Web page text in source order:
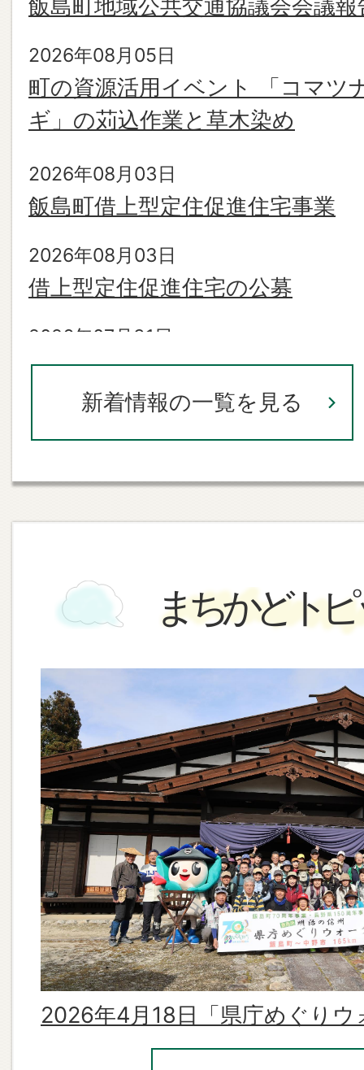
着
情
報
飯島町地域公共交通協議会会議報
2026年08月05日
町の資源活用イベント 「コマツ
ギ」の苅込作業と草木染め
2026年08月03日
飯島町借上型定住促進住宅事業
2026年08月03日
借上型定住促進住宅の公募
2026年07月31日
みんなで語ろう！〜飯島町の自
未来〜
休館日変更のお知らせ
2026年07月29日
の調達方針について
2026年07月27日
JR七久保駅南新田第一踏切の歩
封鎖について
2026年07月27日
令和8年度第34回飯島町民ゴルフ
2026年07月26日
令和8年7月の献立
新着情報の一覧を見る
まちかどト
2026年4月18日「県庁めぐりウ